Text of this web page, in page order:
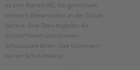
es eine Bienen-AG, die gemeinsam
mehrere Bienenvölker an der Schule
betreut. Eine Doku begleitet die
Schüler*innen und unseren
Schulsozialarbeiter Uwe Grohmann
bei der Schul-Imkerei.